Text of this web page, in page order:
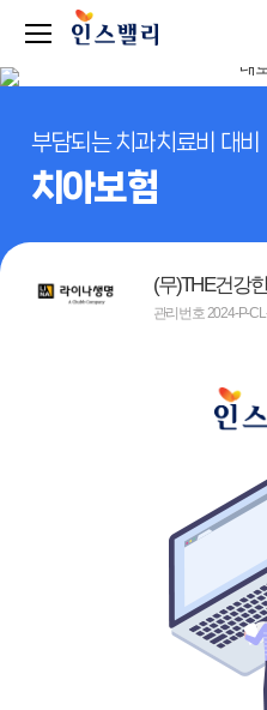
부담되는 치과치료비 대비
치아보험
(무)THE건강
관리번호 2024-P-